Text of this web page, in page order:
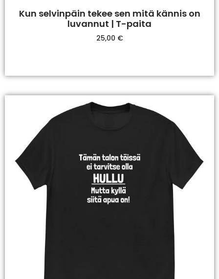
Kun selvinpäin tekee sen mitä kännis on
luvannut | T-paita
25,00 €